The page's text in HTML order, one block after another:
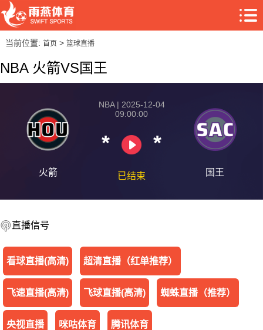
当前位置: 首页> 篮球直播
NBA 火箭VS国王
火箭
NBA | 2025-12-04
09:00:00
* *
已结束 国王
直播信号
看球直播(高清) 超清直播（红单推荐）
飞速直播(高清) 飞球直播(高清) 蜘蛛直播（推荐）
央视直播 咪咕体育 腾讯体育